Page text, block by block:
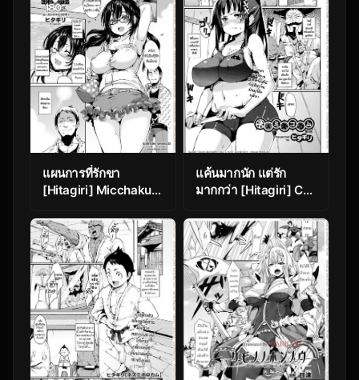
แผนการที่รักขา
[Hitagiri] Micchaku
180% Humid
Intimacy
แค้นมากนัก แต่รัก
มากกว่า [Hitagiri] Cat
Chapter 2